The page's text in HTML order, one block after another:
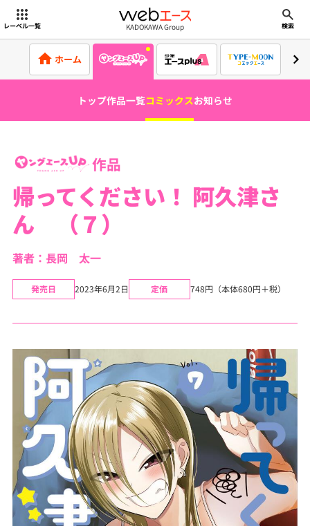
レーベル一覧 webエース
KADOKAWA Group 検索
ホーム
トップ作品一覧コミックスお知らせ
作品
帰ってください！ 阿久津さ
ん （７）
著者：長岡 太一
発売日 2023年6月2日 定価 748円（本体680円＋税）